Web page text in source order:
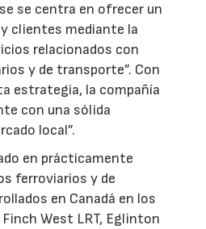
se centra en ofrecer un
clientes mediante la
relacionados con
y de transporte”. Con
estrategia, la compañía
con una sólida
local”.
en prácticamente
ferroviarios y de
en Canadá en los
West LRT, Eglinton